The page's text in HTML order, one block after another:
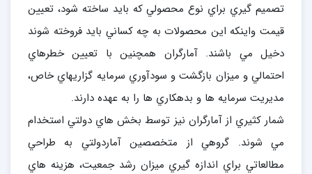
تصميم گيري براي نوع محصولي که بايد ساخته شود، تعيين
قيمت واينکه اين محصولات به چه کساني بايد فروخته شوند
دخيل مي باشند. آمارگران همچنين با تعيين خطرهاي
احتمالي و ميزان بازگشت و سودآوري سرمايه گزاريهاي خاص،
مديريت سرمايه ها و بدهکاري ها را به عهده دارند.
شمار کثيري از آمارگران نيز توسط بخش هاي دولتي استخدام
مي شوند. گروهي از متخصصين آماردولتي به طراحي
مطالعاتي براي اندازه گيري ميزان رشد جمعيت، هزينه هاي